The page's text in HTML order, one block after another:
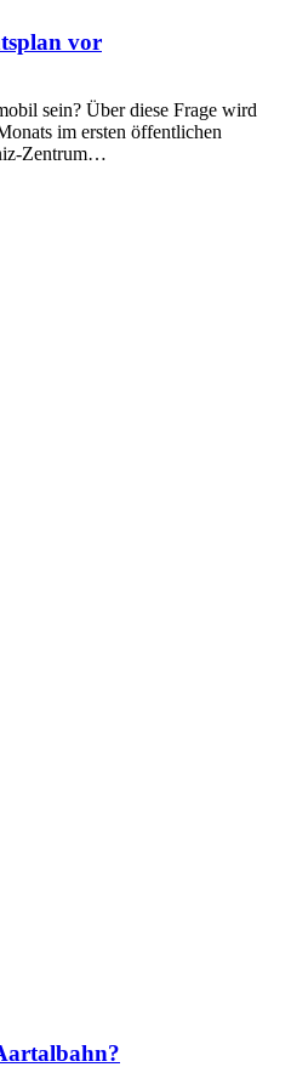
vor
sein? Über diese Frage wird
im ersten öffentlichen
Zentrum…